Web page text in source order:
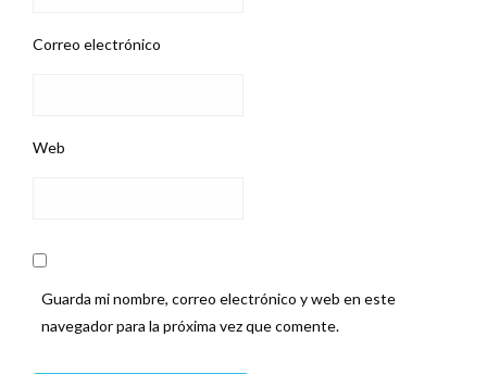
Correo electrónico
Web
Guarda mi nombre, correo electrónico y web en este
navegador para la próxima vez que comente.